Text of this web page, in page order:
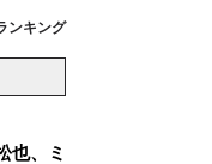
の石」より
ンキング
也、ミ